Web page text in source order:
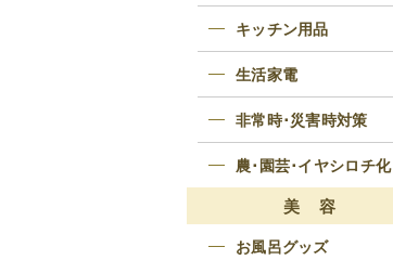
キッチン用品
生活家電
非常時･災害時対策
農･園芸･イヤシロチ化
美 容
お風呂グッズ